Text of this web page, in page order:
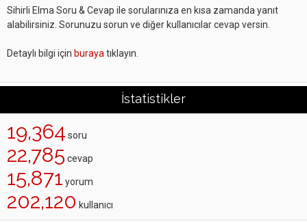
Sihirli Elma Soru & Cevap ile sorularınıza en kısa zamanda yanıt
alabilirsiniz. Sorunuzu sorun ve diğer kullanıcılar cevap versin.
Detaylı bilgi için buraya tıklayın.
İstatistikler
19,364 soru
22,785 cevap
15,871 yorum
202,120 kullanıcı